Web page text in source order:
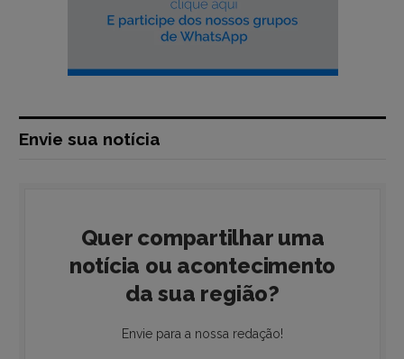
Envie sua notícia
Quer compartilhar uma
notícia ou acontecimento
da sua região?
Envie para a nossa redação!